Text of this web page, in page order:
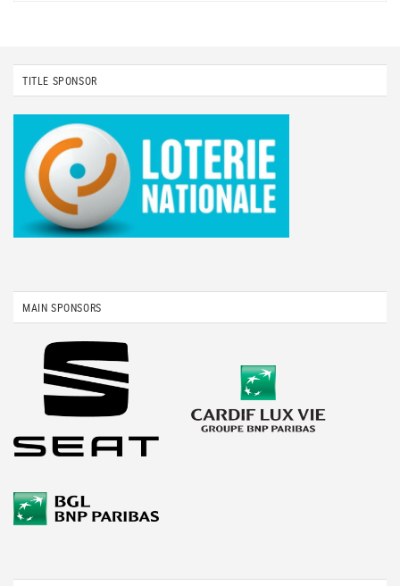
TITLE SPONSOR
MAIN SPONSORS